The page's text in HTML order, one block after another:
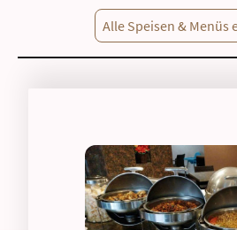
Alle Speisen & Menüs